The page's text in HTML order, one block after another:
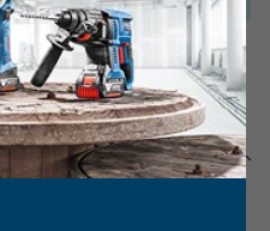
Special for Brick
corte rápido em materiais